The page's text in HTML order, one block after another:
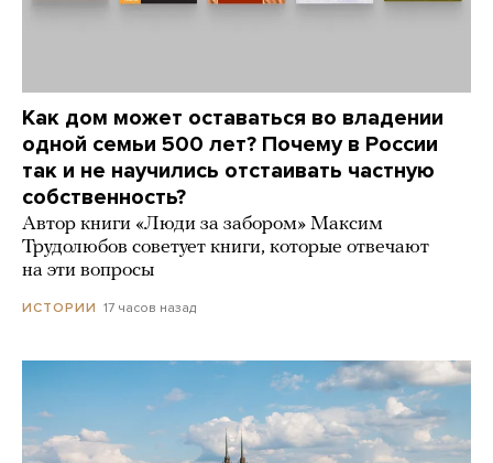
Как дом может оставаться во владении
одной семьи 500 лет? Почему в России
так и не научились отстаивать частную
собственность?
Автор книги «Люди за забором» Максим
Трудолюбов советует книги, которые отвечают
на эти вопросы
ИСТОРИИ 17 часов назад